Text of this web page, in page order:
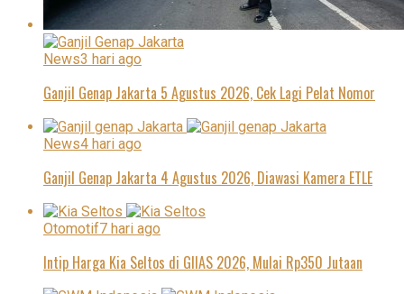
News3 hari ago
Ganjil Genap Jakarta 5 Agustus 2026, Cek Lagi Pelat Nomor
News4 hari ago
Ganjil Genap Jakarta 4 Agustus 2026, Diawasi Kamera ETLE
Otomotif7 hari ago
Intip Harga Kia Seltos di GIIAS 2026, Mulai Rp350 Jutaan